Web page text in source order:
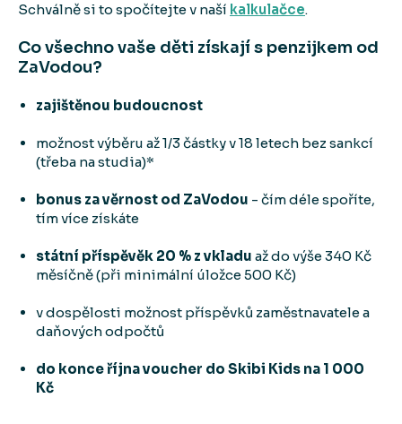
Schválně si to spočítejte v naší kalkulačce.
Co všechno vaše děti získají s penzijkem od
ZaVodou?
zajištěnou budoucnost
možnost výběru až 1/3 částky v 18 letech bez sankcí
(třeba na studia)*
bonus za věrnost od ZaVodou - čím déle spoříte,
tím více získáte
státní příspěvěk 20 % z vkladu až do výše 340 Kč
měsíčně (při minimální úložce 500 Kč)
v dospělosti možnost příspěvků zaměstnavatele a
daňových odpočtů
do konce října voucher do Skibi Kids na 1 000
Kč